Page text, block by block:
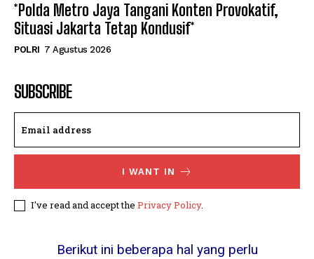
*Polda Metro Jaya Tangani Konten Provokatif,
Situasi Jakarta Tetap Kondusif*
POLRI 7 Agustus 2026
SUBSCRIBE
I WANT IN
I've read and accept the Privacy Policy.
Berikut ini beberapa hal yang perlu